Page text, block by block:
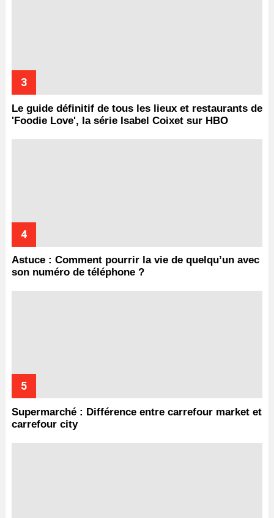
Le guide définitif de tous les lieux et restaurants de
'Foodie Love', la série Isabel Coixet sur HBO
Astuce : Comment pourrir la vie de quelqu’un avec
son numéro de téléphone ?
Supermarché : Différence entre carrefour market et
carrefour city